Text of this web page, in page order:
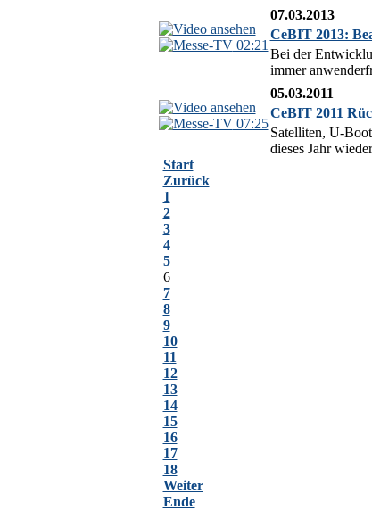
02:21
07.03.2013
CeBIT 2013:
Bei der
immer
07:25
05.03.2011
CeBIT 2011
Satelliten, U-
dieses Jahr
Start
Zurück
1
2
3
4
5
6
7
8
9
10
11
12
13
14
15
16
17
18
Weiter
Ende